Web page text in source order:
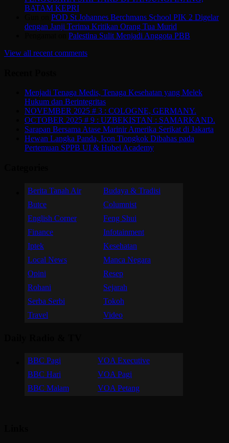
BATAM KEPRI
POD St Johannes Berchmans School PIK 2 Digelar
dengan Janji Terima Kritikan Orang Tua Murid
Palestina Sulit Menjadi Anggota PBB
View all recent comments
Menjadi Tenaga Medis, Tenaga Kesehatan yang Melek
Hukum dan Berintegritas
NOVEMBER 2025 # 3 : COLOGNE, GERMANY.
OCTOBER 2025 # 9 : UZBEKISTAN : SAMARKAND.
Sarapan Bersama Atase Marinir Amerika Serikat di Jakarta
Hewan Langka Panda, Icon Tiongkok Dibahas pada
Pertemuan SPPB UI & Hubei Academy
Berita Tanah Air
Budaya & Tradisi
Butce
Columnist
English Corner
Feng Shui
Finance
Infotainment
Iptek
Kesehatan
Local News
Manca Negara
Opini
Resep
Rohani
Sejarah
Serba Serbi
Tokoh
Travel
Video
BBC Pagi
VOA Executive
BBC Hari
VOA Pagi
BBC Malam
VOA Petang